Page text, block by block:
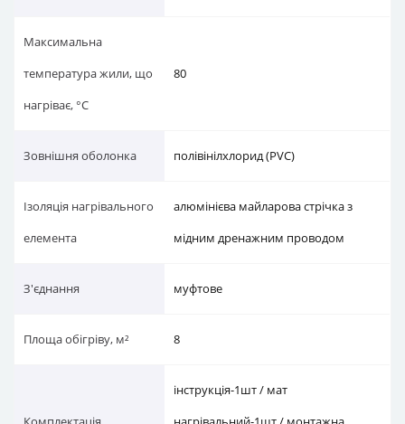
Максимальна
температура жили, що
нагріває, °C
80
Зовнішня оболонка полівінілхлорид (PVC)
Ізоляція нагрівального
елемента
алюмінієва майларова стрічка з
мідним дренажним проводом
З'єднання муфтове
Площа обігріву, м² 8
інструкція-1шт / мат